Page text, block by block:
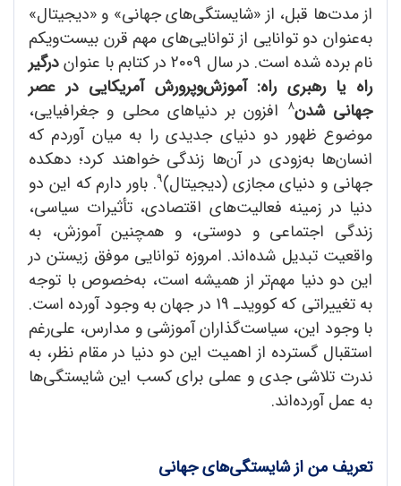
از مدت‌ها قبل، از «شایستگی‌های جهانی» و «دیجیتال»
به‌عنوان دو توانایی از توانایی‌های مهم قرن بیست‌ویکم
نام برده شده است. در سال 2009 در کتابم با عنوان
درگیر
راه یا رهبری راه: آموزشوپرورش آمریکایی در عصر
جهانی شدن8 افزون بر دنیاهای محلی و جغرافیایی،
موضوع ظهور دو دنیای جدیدی را به میان آوردم که
انسان‌ها به‌زودی در آن‌ها زندگی خواهند کرد؛ دهکده
جهانی و دنیای مجازی (دیجیتال)9. باور دارم که این دو
دنیا در زمینه فعالیت‌های اقتصادی، تأثیرات سیاسی،
زندگی اجتماعی و دوستی، و همچنین آموزش، به
واقعیت تبدیل شده‌اند. امروزه توانایی موفق زیستن در
این دو دنیا مهم‌تر از همیشه است، به‌خصوص با توجه
به تغییراتی که کووید‌ـ 19 در جهان به وجود آورده است.
با وجود این، سیاست‌گذاران آموزشی و مدارس، علی‌رغم
استقبال گسترده از اهمیت این دو دنیا در مقام نظر، به
ندرت تلاشی جدی و عملی برای کسب این شایستگی‌ها
به عمل آورده‌اند.
تعریف من از شایستگیهای جهانی